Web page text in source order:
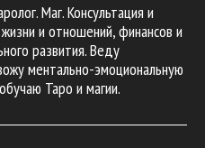
Маг. Консультация и
и отношений, финансов и
развития. Веду
ментально-эмоциональную
Таро и магии.